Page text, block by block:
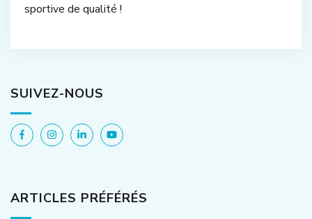
sportive de qualité !
SUIVEZ-NOUS
ARTICLES PRÉFÉRÉS